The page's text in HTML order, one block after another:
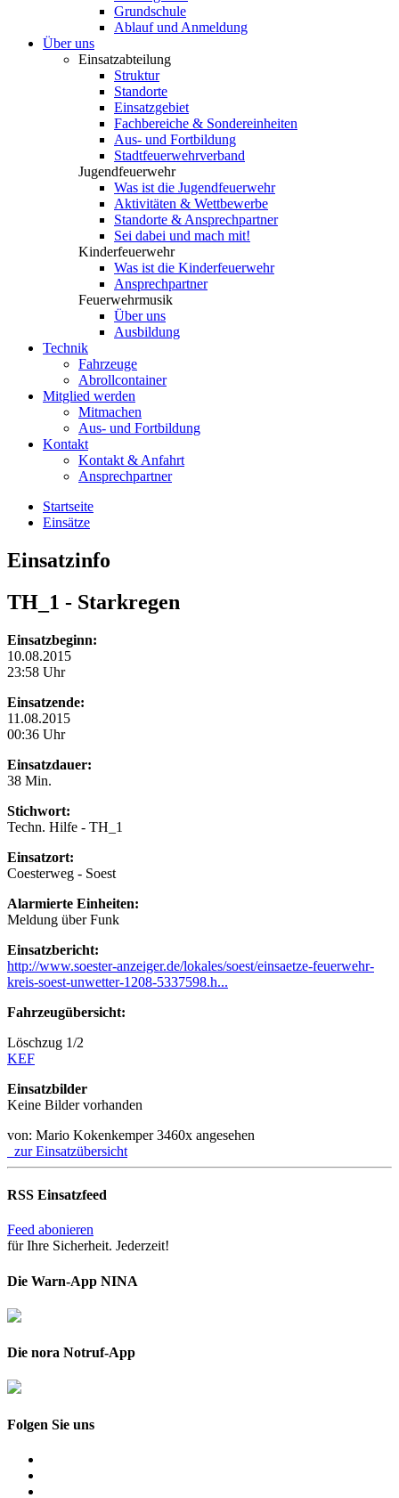
Grundschule
Ablauf und Anmeldung
Über uns
Einsatzabteilung
Struktur
Standorte
Einsatzgebiet
Fachbereiche & Sondereinheiten
Aus- und Fortbildung
Stadtfeuerwehrverband
Jugendfeuerwehr
Was ist die Jugendfeuerwehr
Aktivitäten & Wettbewerbe
Standorte & Ansprechpartner
Sei dabei und mach mit!
Kinderfeuerwehr
Was ist die Kinderfeuerwehr
Ansprechpartner
Feuerwehrmusik
Über uns
Ausbildung
Technik
Fahrzeuge
Abrollcontainer
Mitglied werden
Mitmachen
Aus- und Fortbildung
Kontakt
Kontakt & Anfahrt
Ansprechpartner
Startseite
Einsätze
Einsatzinfo
TH_1 - Starkregen
Einsatzbeginn:
10.08.2015
23:58 Uhr
Einsatzende:
11.08.2015
00:36 Uhr
Einsatzdauer:
38 Min.
Stichwort:
Techn. Hilfe - TH_1
Einsatzort:
Coesterweg - Soest
Alarmierte Einheiten:
Meldung über Funk
Einsatzbericht:
http://www.soester-anzeiger.de/lokales/soest/einsaetze-feuerwehr-
kreis-soest-unwetter-1208-5337598.h...
Fahrzeugübersicht:
Löschzug 1/2
KEF
Einsatzbilder
Keine Bilder vorhanden
von: Mario Kokenkemper3460x angesehen
zur Einsatzübersicht
RSS Einsatzfeed
Feed abonieren
für Ihre Sicherheit. Jederzeit!
Die Warn-App NINA
Die nora Notruf-App
Folgen Sie uns